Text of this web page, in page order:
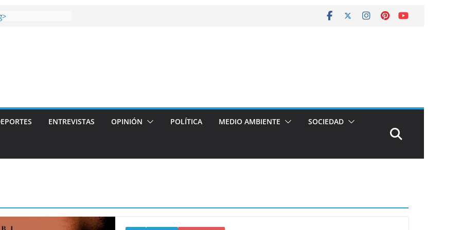
el Derbi de las
ENTREVISTAS OPINIÓN POLÍTICA MEDIO AMBIENTE SOCIEDAD